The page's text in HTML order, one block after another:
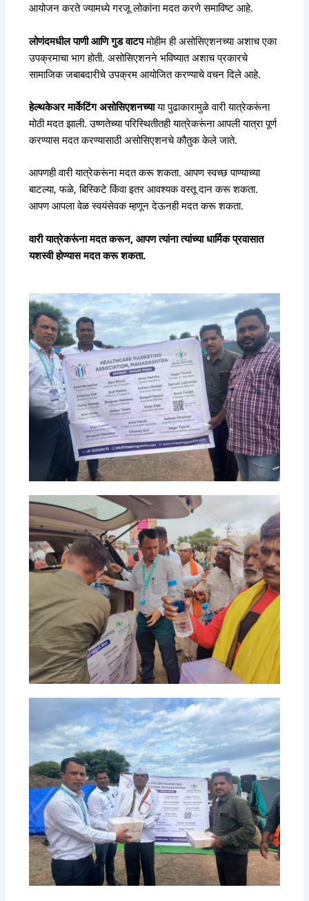
आयोजन करते ज्यामध्ये गरजू लोकांना मदत करणे समाविष्ट आहे.
लोणंदमधील पाणी आणि गुड वाटपमोहीम ही असोसिएशनच्या अशाच एका
उपक्रमाचा भाग होती. असोसिएशनने भविष्यात अशाच प्रकारचे
सामाजिक जबाबदारीचे उपक्रम आयोजित करण्याचे वचन दिले आहे.
हेल्थकेअर मार्केटिंग असोसिएशनच्याया पुढाकारामुळे वारी यात्रेकरूंना
मोठी मदत झाली. उष्णतेच्या परिस्थितीतही यात्रेकरूंना आपली यात्रा पूर्ण
करण्यास मदत करण्यासाठी असोसिएशनचे कौतुक केले जाते.
आपणही वारी यात्रेकरूंना मदत करू शकता. आपण स्वच्छ पाण्याच्या
बाटल्या, फळे, बिस्किटे किंवा इतर आवश्यक वस्तू दान करू शकता.
आपण आपला वेळ स्वयंसेवक म्हणून देऊनही मदत करू शकता.
वारी यात्रेकरूंना मदत करून, आपण त्यांना त्यांच्या धार्मिक प्रवासात
यशस्वी होण्यास मदत करू शकता.